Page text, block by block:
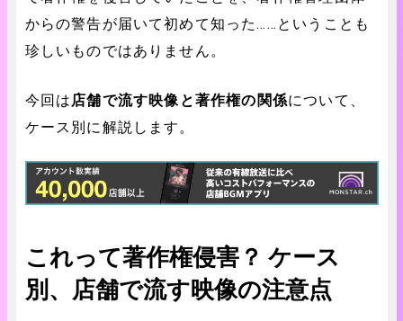
からの警告が届いて初めて知った……ということも
珍しいものではありません。
今回は店舗で流す映像と著作権の関係について、
ケース別に解説します。
これって著作権侵害？ ケース
別、店舗で流す映像の注意点